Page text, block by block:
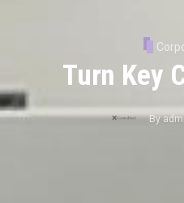
Turn Key
By